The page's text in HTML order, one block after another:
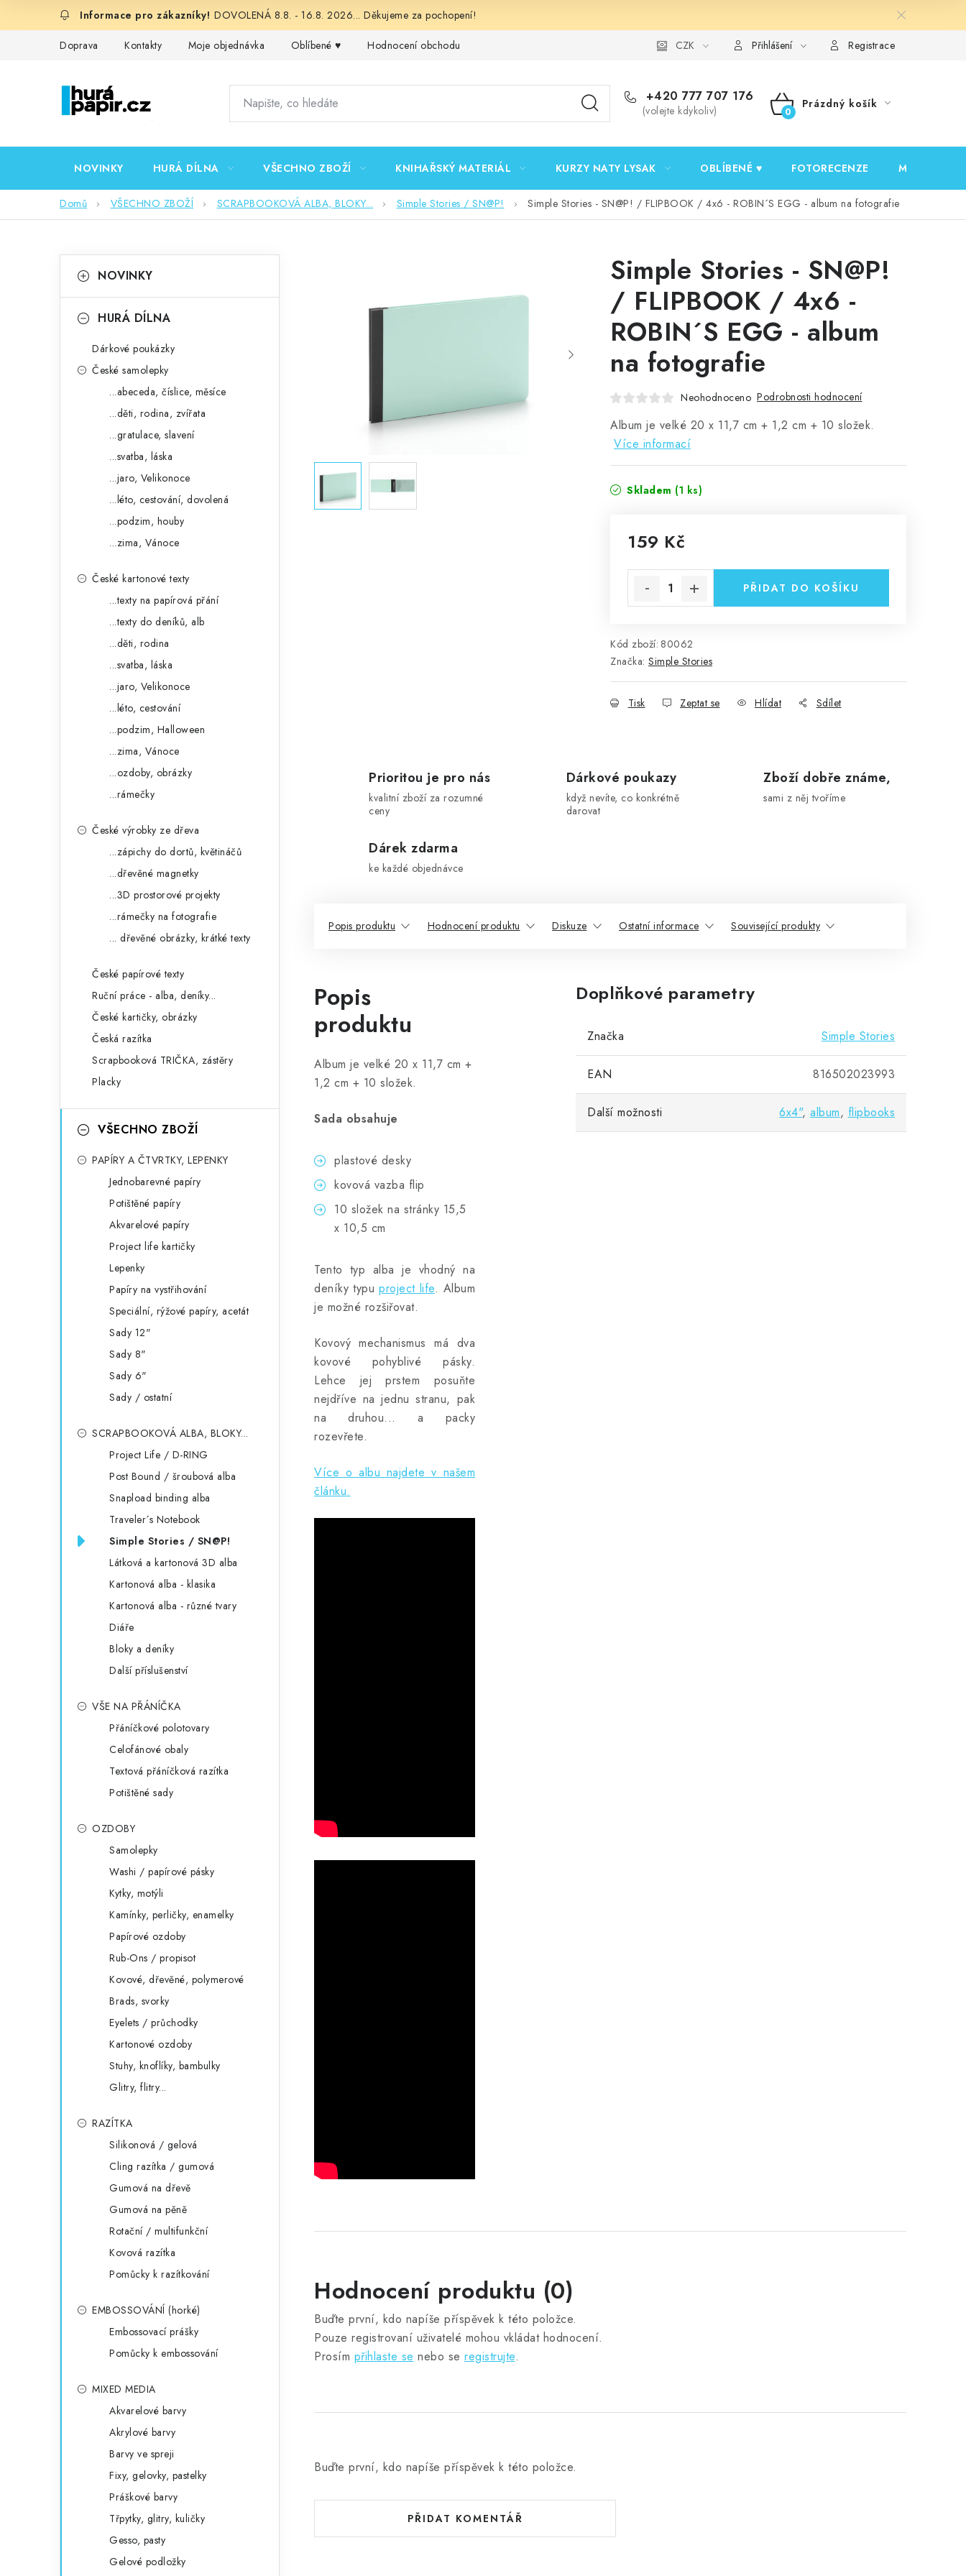
DOVOLENÁ 8.8. - 16.8. 2026... Děkujeme za pochopení!
Doprava Kontakty Moje objednávka Oblíbené ♥️ Hodnocení obchodu Podmínky ochrany osobních údajů Ověřování recenzí
CZK Přihlášení Registrace
+420 777 707 176
(volejte kdykoliv)
NÁKUPNÍ
Prázdný košík
NOVINKY HURÁ DÍLNA VŠECHNO ZBOŽÍ KNIHAŘSKÝ MATERIÁL KURZY NATY LYSAK OBLÍBENÉ ♥️ FOTORECENZE MOJE
Domů VŠECHNO ZBOŽÍ SCRAPBOOKOVÁ ALBA, BLOKY... Simple Stories / SN@P! Simple Stories - SN@P! / FLIPBOOK / 4x6 - ROBIN´S EGG - album na fotografie
okategorie
a
NOVINKY
HURÁ DÍLNA
Dárkové poukázky
České samolepky
...abeceda, číslice, měsíce
...děti, rodina, zvířata
...gratulace, slavení
...svatba, láska
...jaro, Velikonoce
...léto, cestování, dovolená
...podzim, houby
...zima, Vánoce
České kartonové texty
...texty na papírová přání
...texty do deníků, alb
...děti, rodina
...svatba, láska
...jaro, Velikonoce
...léto, cestování
...podzim, Halloween
...zima, Vánoce
...ozdoby, obrázky
...rámečky
České výrobky ze dřeva
...zápichy do dortů, květináčů
...dřevěné magnetky
...3D prostorové projekty
...rámečky na fotografie
... dřevěné obrázky, krátké texty
České papírové texty
Ruční práce - alba, deníky...
České kartičky, obrázky
Česká razítka
Scrapbooková TRIČKA, zástěry
Placky
VŠECHNO ZBOŽÍ
PAPÍRY A ČTVRTKY, LEPENKY
Jednobarevné papíry
Potištěné papíry
Akvarelové papíry
Project life kartičky
Lepenky
Papíry na vystřihování
Speciální, rýžové papíry, acetát
Sady 12"
Sady 8"
Sady 6"
Sady / ostatní
SCRAPBOOKOVÁ ALBA, BLOKY...
Project Life / D-RING
Post Bound / šroubová alba
Snapload binding alba
Traveler´s Notebook
Simple Stories / SN@P!
Látková a kartonová 3D alba
Kartonová alba - klasika
Kartonová alba - různé tvary
Diáře
Bloky a deníky
Další příslušenství
VŠE NA PŘÁNÍČKA
Přáníčkové polotovary
Celofánové obaly
Textová přáníčková razítka
Potištěné sady
OZDOBY
Samolepky
Washi / papírové pásky
Kytky, motýli
Kamínky, perličky, enamelky
Papírové ozdoby
Rub-Ons / propisot
Kovové, dřevěné, polymerové
Brads, svorky
Eyelets / průchodky
Kartonové ozdoby
Stuhy, knoflíky, bambulky
Glitry, flitry...
RAZÍTKA
Silikonová / gelová
Cling razítka / gumová
Gumová na dřevě
Gumová na pěně
Rotační / multifunkční
Kovová razítka
Pomůcky k razítkování
EMBOSSOVÁNÍ (horké)
Embossovací prášky
Pomůcky k embossování
MIXED MEDIA
Akvarelové barvy
Akrylové barvy
Barvy ve spreji
Fixy, gelovky, pastelky
Práškové barvy
Třpytky, glitry, kuličky
Gesso, pasty
Gelové podložky
Simple Stories - SN@P!
/ FLIPBOOK / 4x6 -
ROBIN´S EGG - album
na fotografie
Neohodnoceno Podrobnosti hodnocení
Album je velké 20 x 11,7 cm + 1,2 cm + 10 složek.
Více informací
Skladem (1 ks)
159 Kč
PŘIDAT DO KOŠÍKU
Kód zboží: 80062
Značka: Simple Stories
Tisk Zeptat se Hlídat Sdílet
Prioritou je pro nás
kvalitní zboží za rozumné
ceny
Dárkové poukazy
když nevíte, co konkrétně
darovat
Zboží dobře známe,
sami z něj tvoříme
Dárek zdarma
ke každé objednávce
Popis produktu Hodnocení produktu Diskuze Ostatní informace Související produkty
Popis
produktu
Album je velké 20 x 11,7 cm +
1,2 cm + 10 složek.
Sada obsahuje
plastové desky
kovová vazba flip
10 složek na stránky 15,5
x 10,5 cm
Tento typ alba je vhodný na
deníky typuproject life. Album
je možné rozšiřovat.
Kovový mechanismus má dva
kovové pohyblivé pásky.
Lehce jej prstem posuňte
nejdříve na jednu stranu, pak
na druhou... a packy
rozevřete.
Více o albu najdete v našem
článku.
Doplňkové parametry
Značka Simple Stories
EAN 816502023993
Další možnosti 6x4", album, flipbooks
Hodnocení produktu (0)
Buďte první, kdo napíše příspěvek k této položce.
Pouze registrovaní uživatelé mohou vkládat hodnocení.
Prosím přihlaste se nebo se registrujte.
Buďte první, kdo napíše příspěvek k této položce.
PŘIDAT KOMENTÁŘ